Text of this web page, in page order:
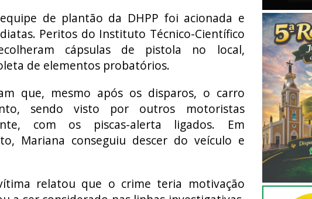
de plantão da DHPP foi acionada e
Peritos do Instituto Técnico-Científico
cápsulas de pistola no local,
de elementos probatórios.
que, mesmo após os disparos, o carro
sendo visto por outros motoristas
com os piscas-alerta ligados. Em
Mariana conseguiu descer do veículo e
relatou que o crime teria motivação